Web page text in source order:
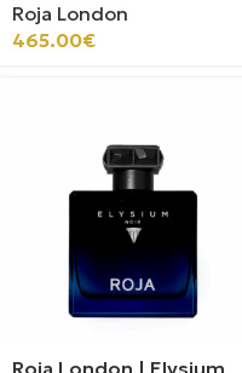
Roja London
465.00€
Roja London | Elysium